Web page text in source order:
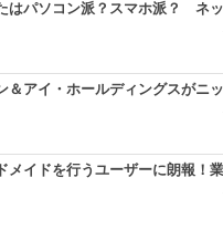
はパソコン派？スマホ派？ ネ
＆アイ・ホールディングスがニ
メイドを行うユーザーに朗報！